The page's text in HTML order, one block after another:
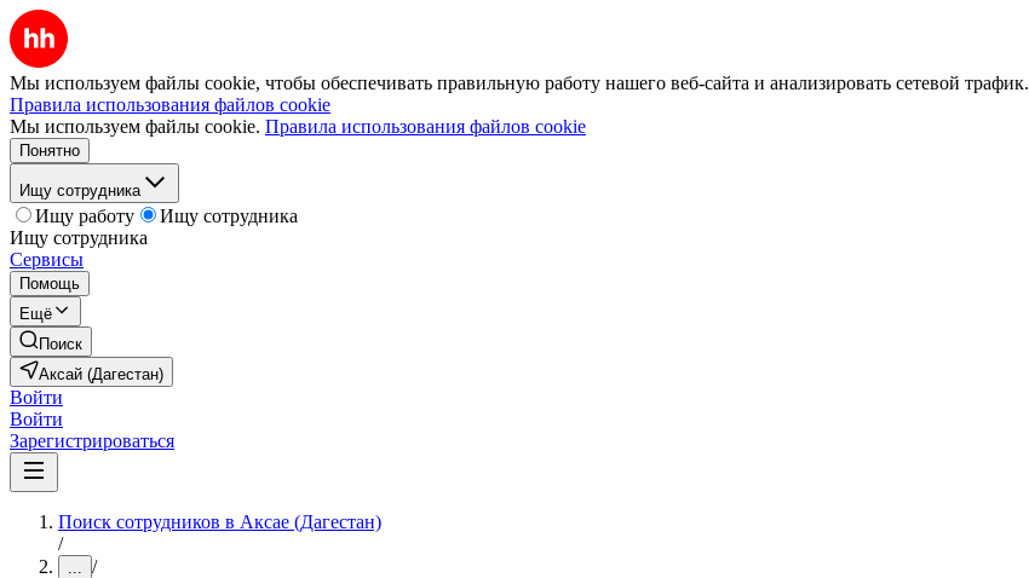
Мы используем файлы cookie, чтобы обеспечивать правильную работу нашего веб-сайта и анализировать сетевой трафик.
Правила использования файлов cookie
Мы используем файлы cookie. Правила использования файлов cookie
Понятно
Ищу сотрудника
Ищу работу
Ищу сотрудника
Ищу сотрудника
Сервисы
Помощь
Ещё
Поиск
Аксай (Дагестан)
Войти
Войти
Зарегистрироваться
Поиск сотрудников в Аксае (Дагестан)
/
... /